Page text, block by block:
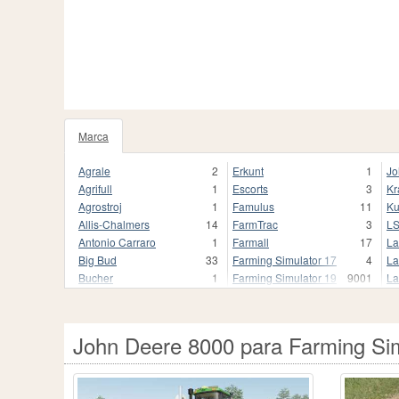
Marca
1020
Agrale
2
Agrifull
1
Agrostroj
1
Allis-Chalmers
14
Antonio Carraro
1
Big Bud
33
Bucher
1
Case
2
Case 2870 Traction King
1
1
Erkunt
1
Escorts
3
Famulus
11
FarmTrac
3
Farmall
17
Farming Simulator 17
4
Farming Simulator 19
9001
Fendt
837
Fendt Favorit 800
1
Fiat
118
LS
John Deere 8000 para Farming